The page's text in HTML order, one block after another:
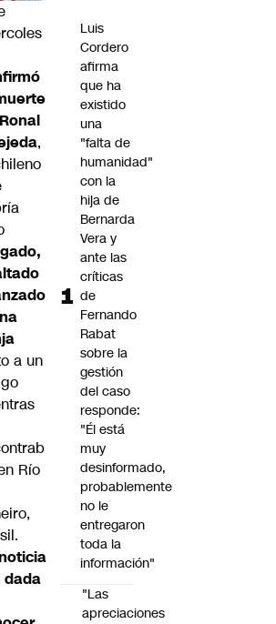
Ronal
,
a un
Río
dada
Luis
Cordero
afirma
que ha
existido
una
"falta de
humanidad"
con la
hija de
Bernarda
Vera y
ante las
críticas
de
Fernando
Rabat
sobre la
gestión
del caso
responde:
"Él está
muy
desinformado,
probablemente
no le
entregaron
toda la
información"
"Las
apreciaciones